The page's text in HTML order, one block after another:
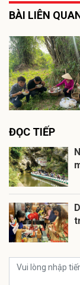
BÀI LIÊN
ĐỌC TIẾP